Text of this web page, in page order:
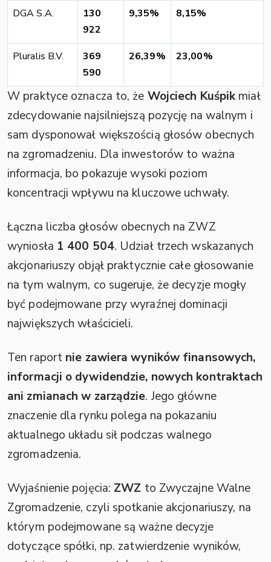
DGA S.A.
130
922
9,35% 8,15%
Pluralis B.V.
369
590
26,39% 23,00%
W praktyce oznacza to, że Wojciech Kuśpikmiał
zdecydowanie najsilniejszą pozycję na walnym i
sam dysponował większością głosów obecnych
na zgromadzeniu. Dla inwestorów to ważna
informacja, bo pokazuje wysoki poziom
koncentracji wpływu na kluczowe uchwały.
Łączna liczba głosów obecnych na ZWZ
wyniosła 1 400 504. Udział trzech wskazanych
akcjonariuszy objął praktycznie całe głosowanie
na tym walnym, co sugeruje, że decyzje mogły
być podejmowane przy wyraźnej dominacji
największych właścicieli.
Ten raport nie zawiera wyników finansowych,
informacji o dywidendzie, nowych kontraktach
ani zmianach w zarządzie. Jego główne
znaczenie dla rynku polega na pokazaniu
aktualnego układu sił podczas walnego
zgromadzenia.
Wyjaśnienie pojęcia: ZWZ to Zwyczajne Walne
Zgromadzenie, czyli spotkanie akcjonariuszy, na
którym podejmowane są ważne decyzje
dotyczące spółki, np. zatwierdzenie wyników,